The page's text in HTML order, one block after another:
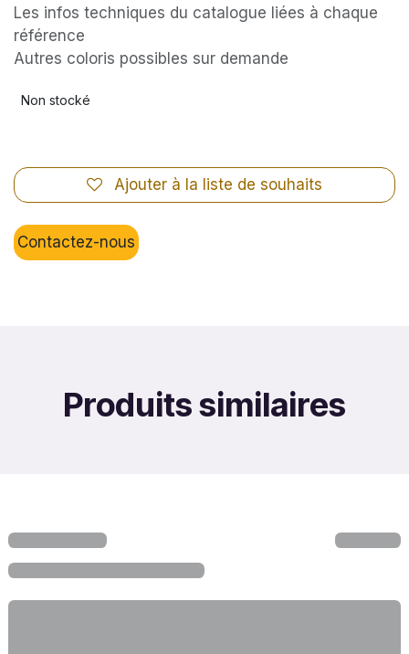
Les infos techniques du catalogue liées à chaque
référence
Autres coloris possibles sur demande
Non stocké
Ajouter à la liste de souhaits
Contactez-nous
Produits similaires